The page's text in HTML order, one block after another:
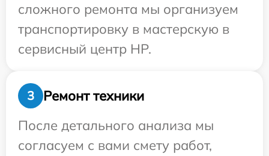
сложного ремонта мы организуем
транспортировку в мастерскую в
сервисный центр HP.
3
Ремонт техники
После детального анализа мы
согласуем с вами смету работ,